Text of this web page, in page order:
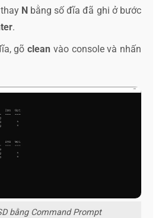
Nbằng số đĩa đã ghi ở bước
.
gõclean vào console và nhấn
bằng Command Prompt